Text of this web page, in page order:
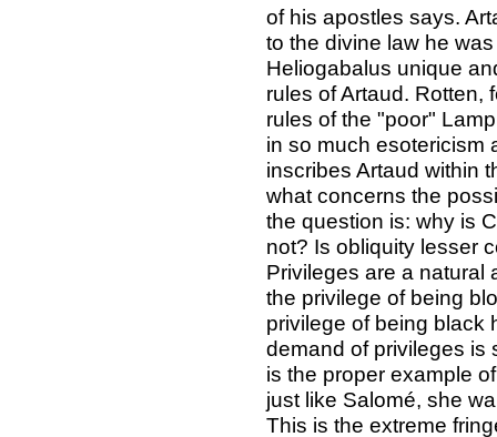
of his apostles says.
to the divine law he
Heliogabalus unique
rules of Artaud. Rotten,
rules of the "poor"
in so much esotericism
inscribes Artaud within
what concerns the
the question is: why is
not? Is obliquity lesser
Privileges are a natural
the privilege of being
privilege of being black
demand of privileges is
is the proper example
just like Salomé, she
This is the extreme